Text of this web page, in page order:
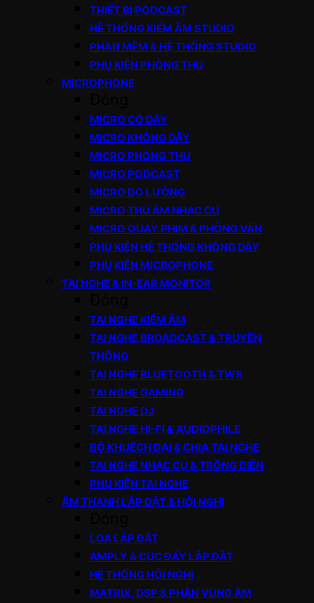
THIẾT BỊ PODCAST
HỆ THỐNG KIỂM ÂM STUDIO
PHẦN MỀM & HỆ THỐNG STUDIO
PHỤ KIỆN PHÒNG THU
MICROPHONE
MICRO CÓ DÂY
MICRO KHÔNG DÂY
MICRO PHÒNG THU
MICRO PODCAST
MICRO ĐO LƯỜNG
MICRO THU ÂM NHẠC CỤ
MICRO QUAY PHIM & PHỎNG VẤN
PHỤ KIỆN HỆ THỐNG KHÔNG DÂY
PHỤ KIỆN MICROPHONE
TAI NGHE & IN-EAR MONITOR
TAI NGHE KIỂM ÂM
TAI NGHE BROADCAST & TRUYỀN
THÔNG
TAI NGHE BLUETOOTH & TWS
TAI NGHE GAMING
TAI NGHE DJ
TAI NGHE HI-FI & AUDIOPHILE
BỘ KHUẾCH ĐẠI & CHIA TAI NGHE
TAI NGHE NHẠC CỤ & TRỐNG ĐIỆN
PHỤ KIỆN TAI NGHE
ÂM THANH LẮP ĐẶT & HỘI NGHỊ
LOA LẮP ĐẶT
AMPLY & CỤC ĐẨY LẮP ĐẶT
HỆ THỐNG HỘI NGHỊ
MATRIX, DSP & PHÂN VÙNG ÂM